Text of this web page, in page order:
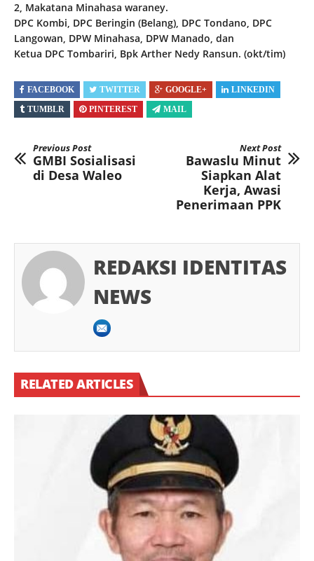
2, Makatana Minahasa waraney.
DPC Kombi, DPC Beringin (Belang), DPC Tondano, DPC
Langowan, DPW Minahasa, DPW Manado, dan
Ketua DPC Tombariri, Bpk Arther Nedy Ransun. (okt/tim)
FACEBOOK TWITTER GOOGLE+
LINKEDIN
TUMBLR
PINTEREST MAIL
Previous Post
GMBI Sosialisasi
di Desa Waleo
Next Post
Bawaslu Minut
Siapkan Alat
Kerja, Awasi
Penerimaan PPK
REDAKSI IDENTITAS
NEWS
RELATED ARTICLES